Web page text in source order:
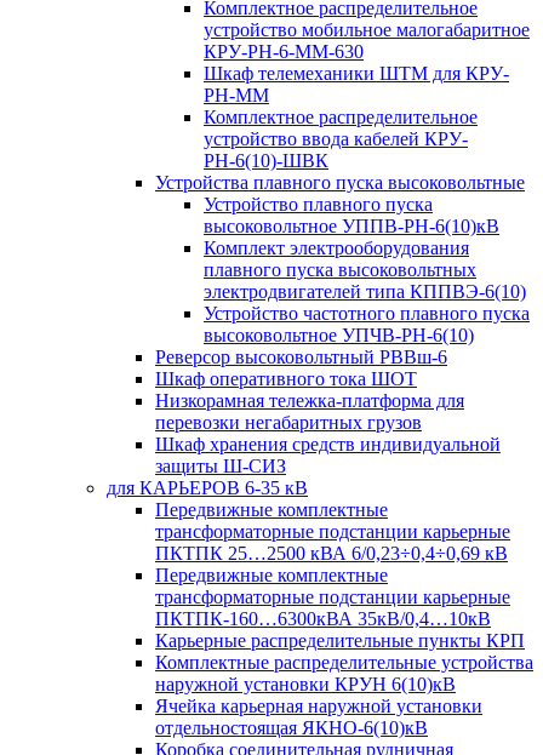
Комплектное распределительное
устройство мобильное малогабаритное
КРУ-РН-6-ММ-630
Шкаф телемеханики ШТМ для КРУ-
РН-ММ
Комплектное распределительное
устройство ввода кабелей КРУ-
РН-6(10)-ШВК
Устройства плавного пуска высоковольтные
Устройство плавного пуска
высоковольтное УППВ-РН-6(10)кВ
Комплект электрооборудования
плавного пуска высоковольтных
электродвигателей типа КППВЭ-6(10)
Устройство частотного плавного пуска
высоковольтное УПЧВ-РН-6(10)
Реверсор высоковольтный РВВш-6
Шкаф оперативного тока ШОТ
Низкорамная тележка-платформа для
перевозки негабаритных грузов
Шкаф хранения средств индивидуальной
защиты Ш-СИЗ
для КАРЬЕРОВ 6-35 кВ
Передвижные комплектные
трансформаторные подстанции карьерные
ПКТПК 25…2500 кВА 6/0,23÷0,4÷0,69 кВ
Передвижные комплектные
трансформаторные подстанции карьерные
ПКТПК-160…6300кВА 35кВ/0,4…10кВ
Карьерные распределительные пункты КРП
Комплектные распределительные устройства
наружной установки КРУН 6(10)кВ
Ячейка карьерная наружной установки
отдельностоящая ЯКНО-6(10)кВ
Коробка соединительная рудничная